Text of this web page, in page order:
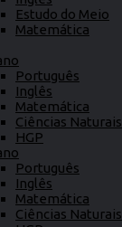
Estudo do Meio
Matemática
Português
Inglês
Matemática
Ciências Naturais
HGP
Português
Inglês
Matemática
Ciências Naturais